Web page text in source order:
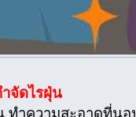
จัดไรฝุ่น
ทำความสะอาดที่นอ